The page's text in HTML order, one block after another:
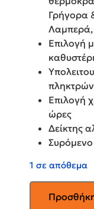
Γρήγορα
Λαμπερά,
Επιλογή
πληκτρών
Επιλογή
ώρες
Δείκτης
1 σε απόθεμα
BEKO
Ελεύθερο